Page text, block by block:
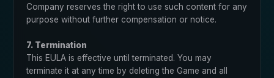
Company reserves the right to use such content for any
purpose without further compensation or notice.
7. Termination
This EULA is effective until terminated. You may
terminate it at any time by deleting the Game and all